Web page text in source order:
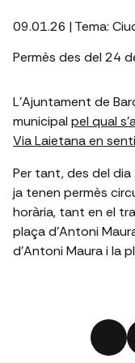
09.01.26 | Tema:
Permès des del 24
L’Ajuntament de
municipal pel qual
Via Laietana en
Per tant, des del
ja tenen permès
horària, tant en el
plaça d’Antoni
d’Antoni Maura i la